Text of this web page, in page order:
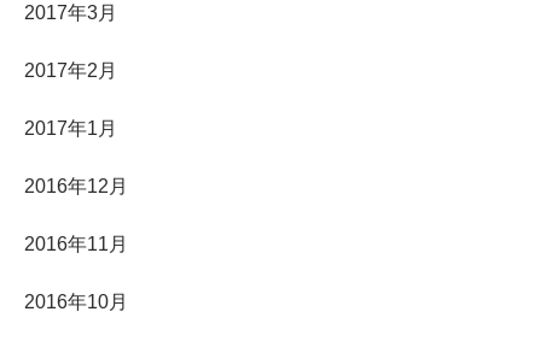
2017年3月
2017年2月
2017年1月
2016年12月
2016年11月
2016年10月